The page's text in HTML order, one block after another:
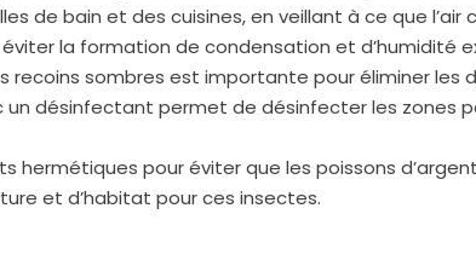
de bain et des cuisines, en veillant à ce que
la formation de condensation et d’humidité
recoins sombres est importante pour éliminer les
un désinfectant permet de désinfecter les
pour éviter que les poissons
et d’habitat pour ces insectes.